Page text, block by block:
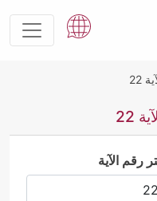
22
22
رقم الآية